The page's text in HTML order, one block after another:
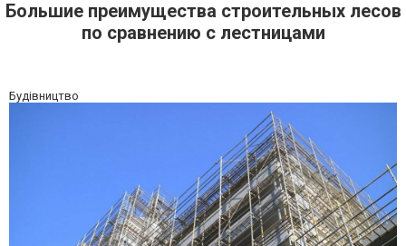
Большие преимущества строительных лесов
по сравнению с лестницами
Будівництво